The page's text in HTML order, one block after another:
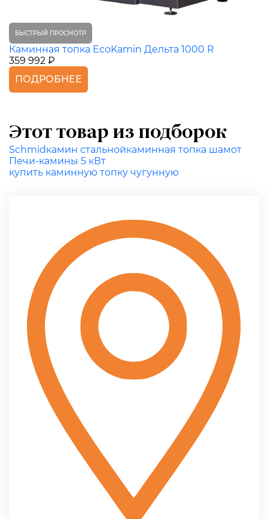
БЫСТРЫЙ ПРОСМОТР
Каминная топка EcoKamin Дельта 1000 R
359 992 ₽
ПОДРОБНЕЕ
Этот товар из подборок
Schmidкамин стальнойкаминная топка шамот
Печи-камины 5 кВт
купить каминную топку чугунную